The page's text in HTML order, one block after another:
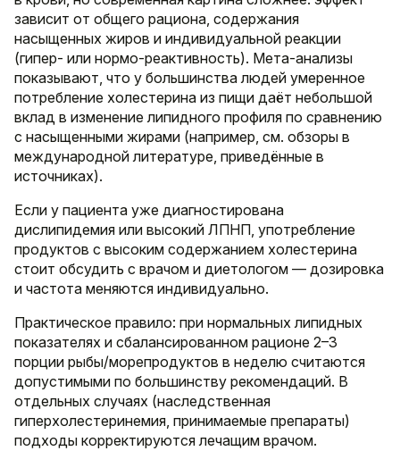
зависит от общего рациона, содержания
насыщенных жиров и индивидуальной реакции
(гипер- или нормо-реактивность). Мета-анализы
показывают, что у большинства людей умеренное
потребление холестерина из пищи даёт небольшой
вклад в изменение липидного профиля по сравнению
с насыщенными жирами (например, см. обзоры в
международной литературе, приведённые в
источниках).
Если у пациента уже диагностирована
дислипидемия или высокий ЛПНП, употребление
продуктов с высоким содержанием холестерина
стоит обсудить с врачом и диетологом — дозировка
и частота меняются индивидуально.
Практическое правило: при нормальных липидных
показателях и сбалансированном рационе 2–3
порции рыбы/морепродуктов в неделю считаются
допустимыми по большинству рекомендаций. В
отдельных случаях (наследственная
гиперхолестеринемия, принимаемые препараты)
подходы корректируются лечащим врачом.